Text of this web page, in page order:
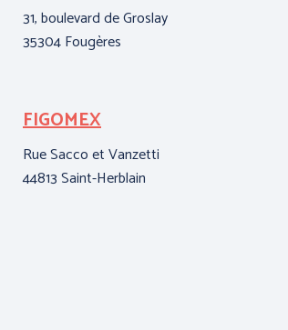
31, boulevard de Groslay
35304 Fougères
FIGOMEX
Rue Sacco et Vanzetti
44813 Saint-Herblain